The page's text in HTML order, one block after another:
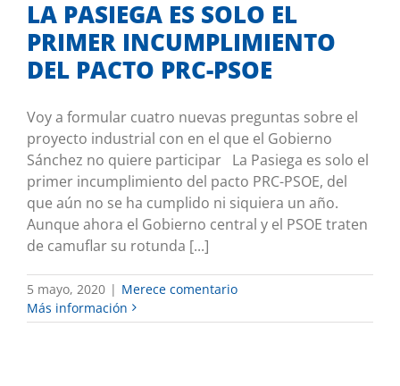
LA PASIEGA ES SOLO EL
PRIMER INCUMPLIMIENTO
DEL PACTO PRC-PSOE
Voy a formular cuatro nuevas preguntas sobre el
proyecto industrial con en el que el Gobierno
Sánchez no quiere participar La Pasiega es solo el
primer incumplimiento del pacto PRC-PSOE, del
que aún no se ha cumplido ni siquiera un año.
Aunque ahora el Gobierno central y el PSOE traten
de camuflar su rotunda [...]
5 mayo, 2020 | Merece comentario
Más información